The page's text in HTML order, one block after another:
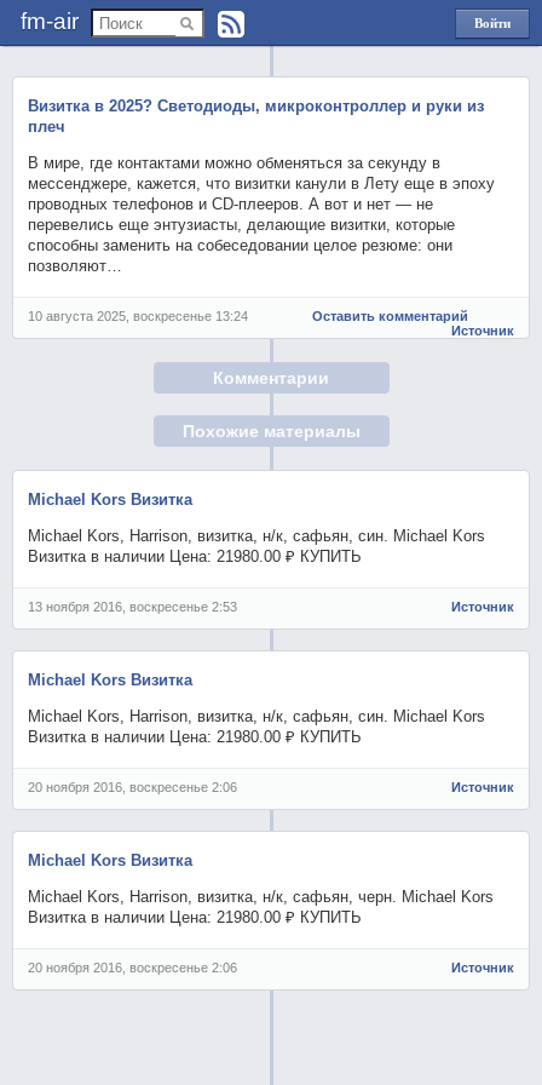
fm-air
Войти
через
Визитка в 2025? Светодиоды, микроконтроллер и руки из
плеч
В мире, где контактами можно обменяться за секунду в
мессенджере, кажется, что визитки канули в Лету еще в эпоху
проводных телефонов и CD-плееров. А вот и нет — не
перевелись еще энтузиасты, делающие визитки, которые
способны заменить на собеседовании целое резюме: они
позволяют…
10 августа 2025, воскресенье 13:24
Оставить комментарий
Источник
Комментарии
Похожие материалы
Michael Kors Визитка
Michael Kors, Harrison, визитка, н/к, сафьян, син. Michael Kors
Визитка в наличии Цена: 21980.00 ₽ КУПИТЬ
13 ноября 2016, воскресенье 2:53 Источник
Michael Kors Визитка
Michael Kors, Harrison, визитка, н/к, сафьян, син. Michael Kors
Визитка в наличии Цена: 21980.00 ₽ КУПИТЬ
20 ноября 2016, воскресенье 2:06 Источник
Michael Kors Визитка
Michael Kors, Harrison, визитка, н/к, сафьян, черн. Michael Kors
Визитка в наличии Цена: 21980.00 ₽ КУПИТЬ
20 ноября 2016, воскресенье 2:06 Источник